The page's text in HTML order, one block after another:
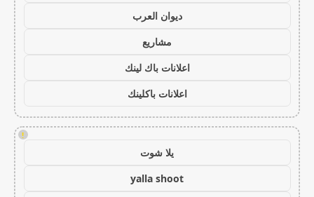
ديوان العرب
مشاريع
اعلانات باك لينك
اعلانات باكلينك
!
يلا شوت
yalla shoot